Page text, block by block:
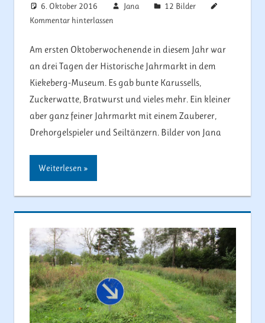
6. Oktober 2016 Jana
12 Bilder
Kommentar hinterlassen
Am ersten Oktoberwochenende in diesem Jahr war
an drei Tagen der Historische Jahrmarkt in dem
Kiekeberg-Museum. Es gab bunte Karussells,
Zuckerwatte, Bratwurst und vieles mehr. Ein kleiner
aber ganz feiner Jahrmarkt mit einem Zauberer,
Drehorgelspieler und Seiltänzern. Bilder von Jana
Weiterlesen